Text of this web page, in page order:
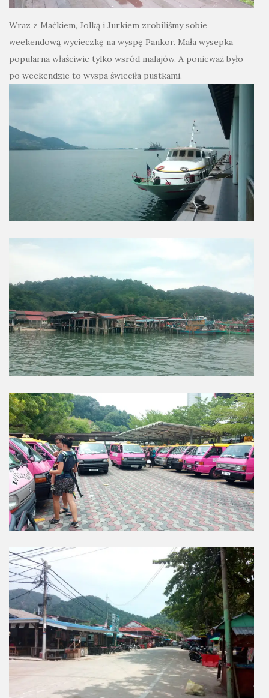
Wraz z Maćkiem, Jolką i Jurkiem zrobiliśmy sobie
weekendową wycieczkę na wyspę Pankor. Mała wysepka
popularna właściwie tylko wsród malajów. A ponieważ było
po weekendzie to wyspa świeciła pustkami.